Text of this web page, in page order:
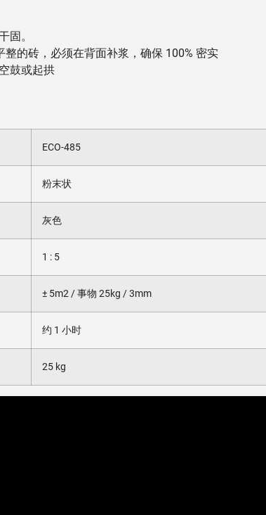
固。
的砖，必须在背面补浆，确保 100% 密实
鼓或起拱
ECO-485
粉末状
灰色
1 : 5
± 5m2 / 事物 25kg / 3mm
约 1 小时
25 kg